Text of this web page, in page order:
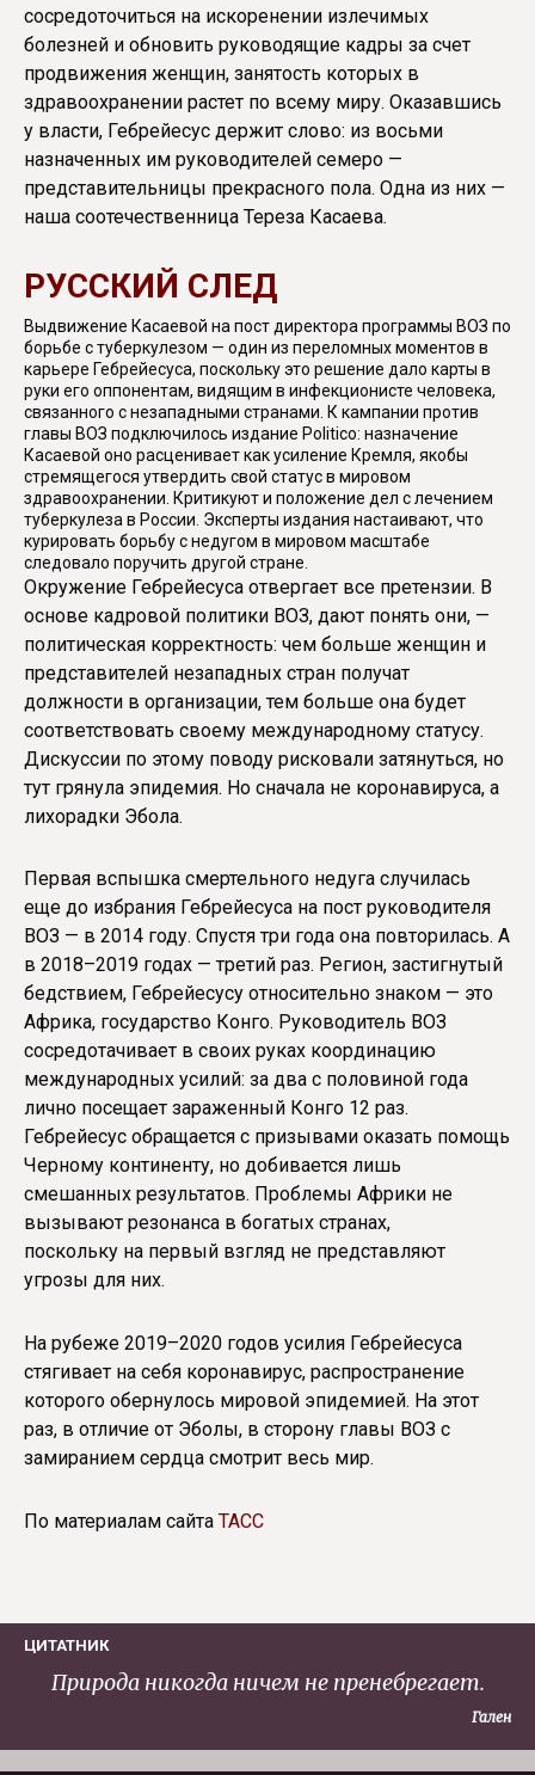
сосредоточиться на искоренении излечимых
болезней и обновить руководящие кадры за счет
продвижения женщин, занятость которых в
здравоохранении растет по всему миру. Оказавшись
у власти, Гебрейесус держит слово: из восьми
назначенных им руководителей семеро —
представительницы прекрасного пола. Одна из них —
наша соотечественница Тереза Касаева.
РУССКИЙ СЛЕД
Выдвижение Касаевой на пост директора программы ВОЗ по
борьбе с туберкулезом — один из переломных моментов в
карьере Гебрейесуса, поскольку это решение дало карты в
руки его оппонентам, видящим в инфекционисте человека,
связанного с незападными странами. К кампании против
главы ВОЗ подключилось издание Politico: назначение
Касаевой оно расценивает как усиление Кремля, якобы
стремящегося утвердить свой статус в мировом
здравоохранении. Критикуют и положение дел с лечением
туберкулеза в России. Эксперты издания настаивают, что
курировать борьбу с недугом в мировом масштабе
следовало поручить другой стране.
Окружение Гебрейесуса отвергает все претензии. В
основе кадровой политики ВОЗ, дают понять они, —
политическая корректность: чем больше женщин и
представителей незападных стран получат
должности в организации, тем больше она будет
соответствовать своему международному статусу.
Дискуссии по этому поводу рисковали затянуться, но
тут грянула эпидемия. Но сначала не коронавируса, а
лихорадки Эбола.
Первая вспышка смертельного недуга случилась
еще до избрания Гебрейесуса на пост руководителя
ВОЗ — в 2014 году. Спустя три года она повторилась. А
в 2018–2019 годах — третий раз. Регион, застигнутый
бедствием, Гебрейесусу относительно знаком — это
Африка, государство Конго. Руководитель ВОЗ
сосредотачивает в своих руках координацию
международных усилий: за два с половиной года
лично посещает зараженный Конго 12 раз.
Гебрейесус обращается с призывами оказать помощь
Черному континенту, но добивается лишь
смешанных результатов. Проблемы Африки не
вызывают резонанса в богатых странах,
поскольку на первый взгляд не представляют
угрозы для них.
На рубеже 2019–2020 годов усилия Гебрейесуса
стягивает на себя коронавирус, распространение
которого обернулось мировой эпидемией. На этот
раз, в отличие от Эболы, в сторону главы ВОЗ с
замиранием сердца смотрит весь мир.
По материалам сайта ТАСС
ЦИТАТНИК
Природа никогда ничем не пренебрегает.
Гален